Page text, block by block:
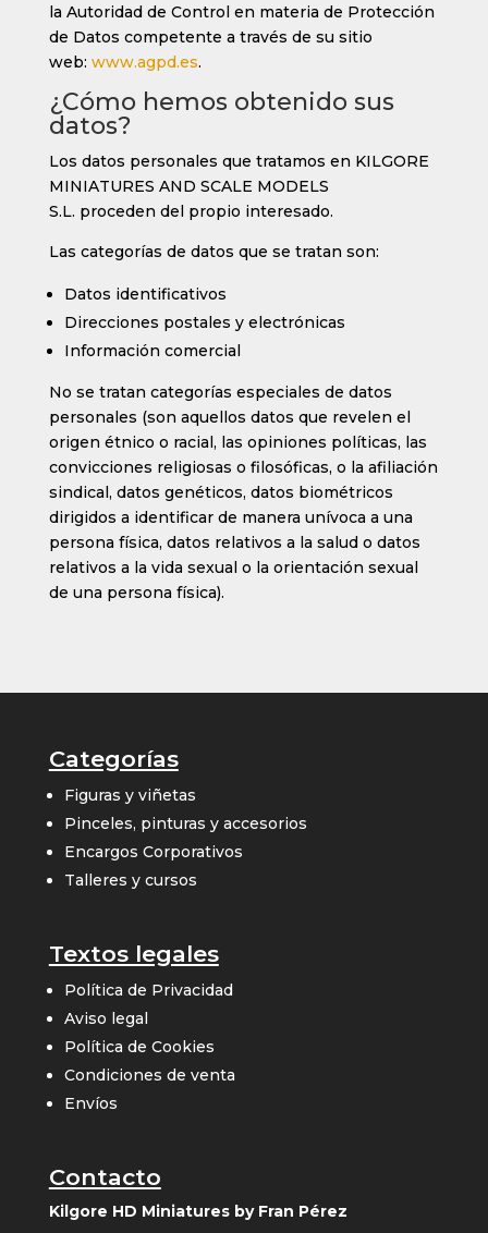
la Autoridad de Control en materia de Protección
de Datos competente a través de su sitio
web: www.agpd.es.
¿Cómo hemos obtenido sus
datos?
Los datos personales que tratamos en KILGORE
MINIATURES AND SCALE MODELS
S.L. proceden del propio interesado.
Las categorías de datos que se tratan son:
Datos identificativos
Direcciones postales y electrónicas
Información comercial
No se tratan categorías especiales de datos
personales (son aquellos datos que revelen el
origen étnico o racial, las opiniones políticas, las
convicciones religiosas o filosóficas, o la afiliación
sindical, datos genéticos, datos biométricos
dirigidos a identificar de manera unívoca a una
persona física, datos relativos a la salud o datos
relativos a la vida sexual o la orientación sexual
de una persona física).
Categorías
Figuras y viñetas
Pinceles, pinturas y accesorios
Encargos Corporativos
Talleres y cursos
Textos legales
Política de Privacidad
Aviso legal
Política de Cookies
Condiciones de venta
Envíos
Contacto
Kilgore HD Miniatures by Fran Pérez